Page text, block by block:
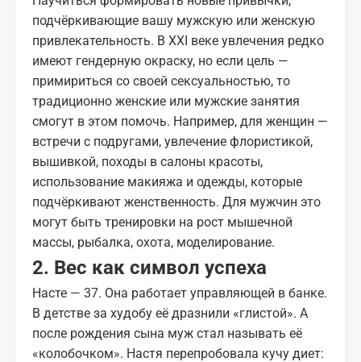
подчёркивающие вашу мужскую или женскую
привлекательность. В XXI веке увлечения редко
имеют гендерную окраску, но если цель —
примириться со своей сексуальностью, то
традиционно женские или мужские занятия
смогут в этом помочь. Например, для женщин —
встречи с подругами, увлечение флористикой,
вышивкой, походы в салоны красоты,
использование макияжа и одежды, которые
подчёркивают женственность. Для мужчин это
могут быть тренировки на рост мышечной
массы, рыбалка, охота, моделирование.
2. Вес как символ успеха
Насте — 37. Она работает управляющей в банке.
В детстве за худобу её дразнили «глистой». А
после рождения сына муж стал называть её
«колобочком». Настя перепробовала кучу диет: